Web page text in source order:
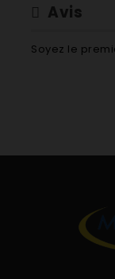
G6422C G6424/
G6425 G6425C1
Avis
Soyez le